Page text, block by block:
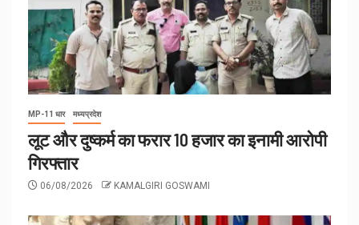
MP-11 धार मध्यप्रदेश
लूट और दुष्कर्म का फरार 10 हजार का इनामी आरोपी
गिरफ्तार
06/08/2026 KAMALGIRI GOSWAMI